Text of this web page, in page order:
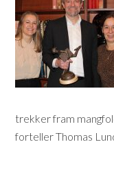
trekker fram
forteller Thomas